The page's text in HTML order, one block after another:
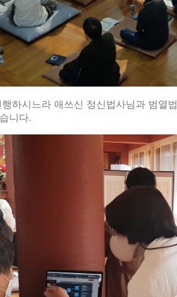
하시느라 애쓰신 정신법사님과 범열
니다.